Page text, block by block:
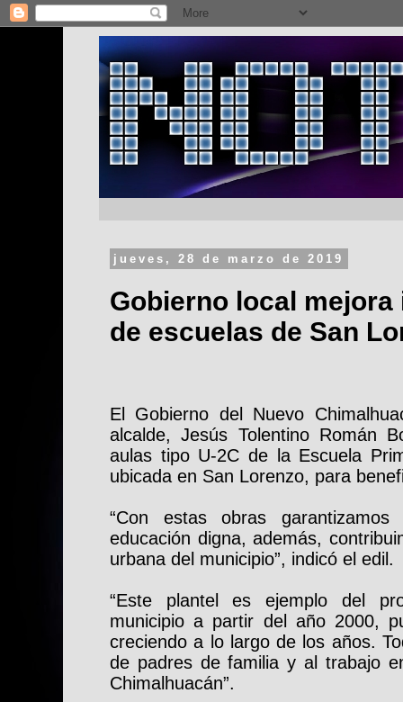
jueves, 28 de marzo de 2019
Gobierno local
de escuelas de San
El Gobierno del Nuevo
alcalde, Jesús Tolentino Román
aulas tipo U-2C de la Escuela
ubicada en San Lorenzo, para
“Con estas obras
educación digna, además,
urbana del municipio”, indicó el edil.
“Este plantel es ejemplo del
municipio a partir del año 2000,
creciendo a lo largo de los años.
de padres de familia y al trabajo
Chimalhuacán”.